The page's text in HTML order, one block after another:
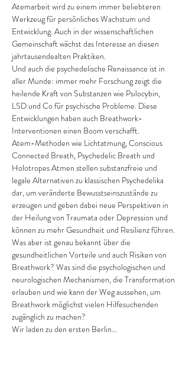
Atemarbeit wird zu einem immer beliebteren
Werkzeug für persönliches Wachstum und
Entwicklung. Auch in der wissenschaftlichen
Gemeinschaft wächst das Interesse an diesen
jahrtausendealten Praktiken.
Und auch die psychedelische Renaissance ist in
aller Munde: immer mehr Forschung zeigt die
heilende Kraft von Substanzen wie Psilocybin,
LSD und Co für psychische Probleme. Diese
Entwicklungen haben auch Breathwork-
Interventionen einen Boom verschafft.
Atem-Methoden wie Lichtatmung, Conscious
Connected Breath, Psychedelic Breath und
Holotropes Atmen stellen substanzfreie und
legale Alternativen zu klassischen Psychedelika
dar, um veränderte Bewusstseinszustände zu
erzeugen und geben dabei neue Perspektiven in
der Heilung von Traumata oder Depression und
können zu mehr Gesundheit und Resilienz führen.
Was aber ist genau bekannt über die
gesundheitlichen Vorteile und auch Risiken von
Breathwork? Was sind die psychologischen und
neurologischen Mechanismen, die Transformation
erlauben und wie kann der Weg aussehen, um
Breathwork möglichst vielen Hilfesuchenden
zugänglich zu machen?
Wir laden zu den ersten Berlin…